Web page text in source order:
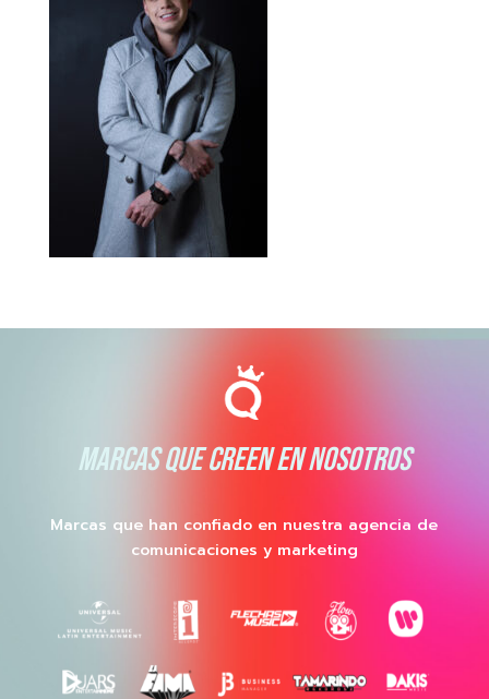
MARCAS QUE CREEN EN NOSOTROS
Marcas que han confiado en nuestra agencia de
comunicaciones y marketing